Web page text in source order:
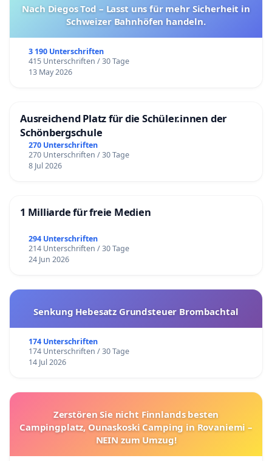
Nach Diegos Tod – Lasst uns für mehr Sicherheit in
Schweizer Bahnhöfen handeln.
3 190 Unterschriften
415 Unterschriften / 30 Tage
13 May 2026
Ausreichend Platz für die Schüler.innen der
Schönbergschule
270 Unterschriften
270 Unterschriften / 30 Tage
8 Jul 2026
1 Milliarde für freie Medien
294 Unterschriften
214 Unterschriften / 30 Tage
24 Jun 2026
Senkung Hebesatz Grundsteuer Brombachtal
174 Unterschriften
174 Unterschriften / 30 Tage
14 Jul 2026
Zerstören Sie nicht Finnlands besten
Campingplatz, Ounaskoski Camping in Rovaniemi –
NEIN zum Umzug!